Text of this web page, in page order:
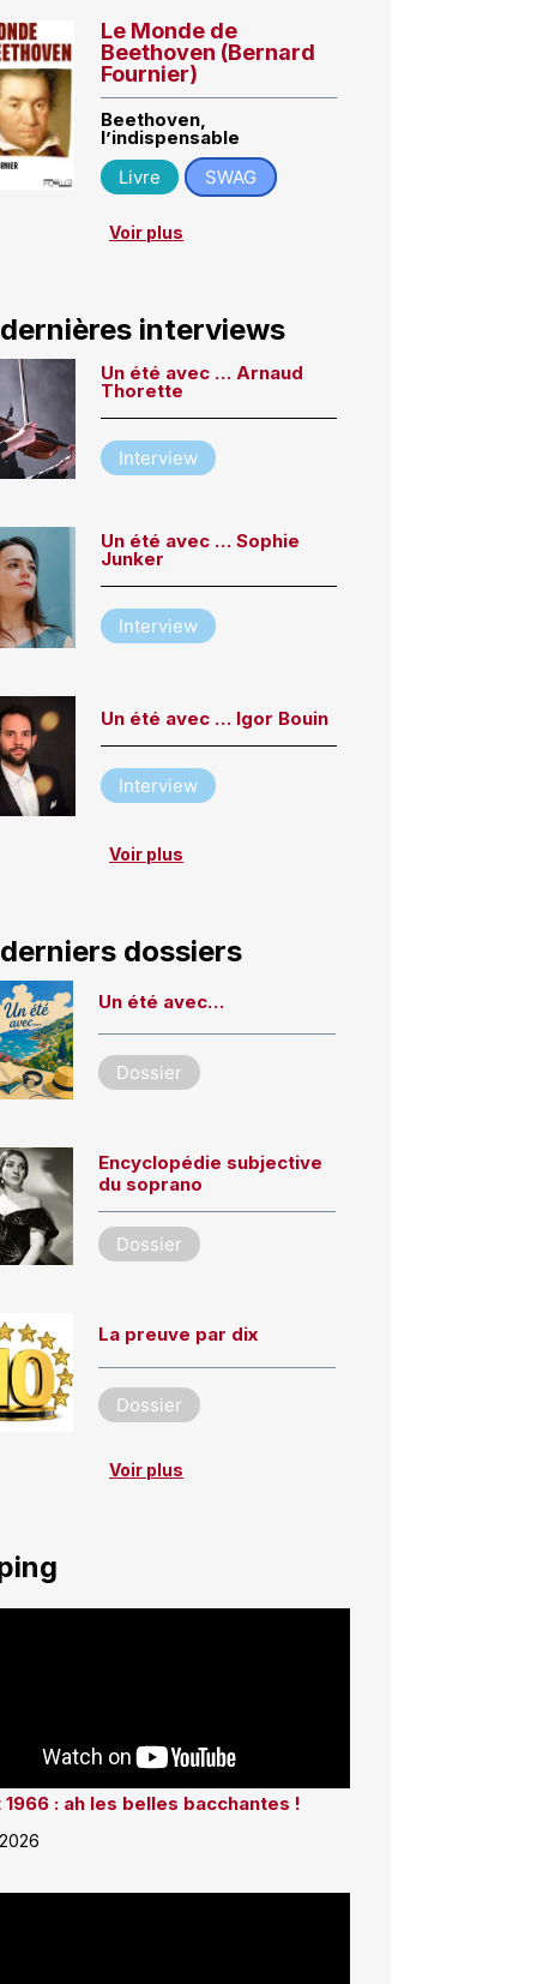
Le Monde de
Beethoven (Bernard
Fournier)
Beethoven,
l’indispensable
Livre
SWAG
Voir plus
interviews
Un été avec … Arnaud
Thorette
Interview
Un été avec … Sophie
Junker
Interview
Un été avec … Igor Bouin
Interview
Voir plus
dossiers
Un été avec…
Dossier
Encyclopédie subjective
du soprano
Dossier
La preuve par dix
Dossier
Voir plus
1966 : ah les belles bacchantes !